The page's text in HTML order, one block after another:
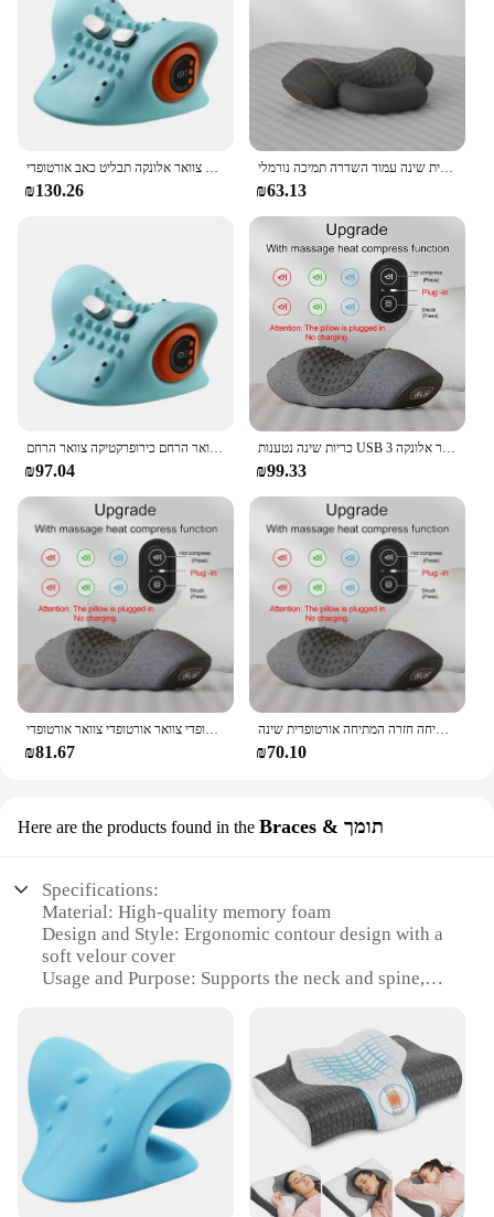
₪130.26
עיסוי חשמלי כרית צוואר הרחם חם דחיסה חם עיסוי הצוואר המתיחה להירגע כרית שינה עמוד השדרה תמיכה נורמלי
₪63.13
פעימת צוואר חשמלי דופק צוואר אלונקה חימום צוואר הרחם כירופרקטיקה צוואר הרחם
₪97.04
כריות שינה נטענות USB 3 מצבים מחומם עיסוי צוואר רוטט עיסוי צוואר אלונקה
₪99.33
עיסוי צוואר נטענת כרית 3 מצבים מחומם רוטט כרית צוואר אורטופדי צוואר אורטופדי צוואר אורטופדי
₪81.67
צוואר חשמלי כרית עיסוי צוואר הרחם אלונקה חימום רעידות עיסוי בחזרה המתיחה חזרה המתיחה אורטופדית שינה
₪70.10
Here are the products found in the Braces & תומך
Specifications:
Material: High-quality memory foam
Design and Style: Ergonomic contour design with a
soft velour cover
Usage and Purpose: Supports the neck and spine,
with cervical issues or those seeking extra support
Shape or Size or Weight or Quantity: Measures
28x18x7cm, lightweight at 600g
Performance and Property: Provides consistent
support and comfort for prolonged use
Features:
|Vendors|